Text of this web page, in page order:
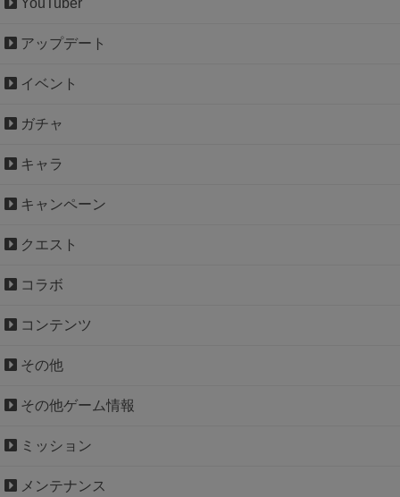
YouTuber
アップデート
イベント
ガチャ
キャラ
キャンペーン
クエスト
コラボ
コンテンツ
その他
その他ゲーム情報
ミッション
メンテナンス